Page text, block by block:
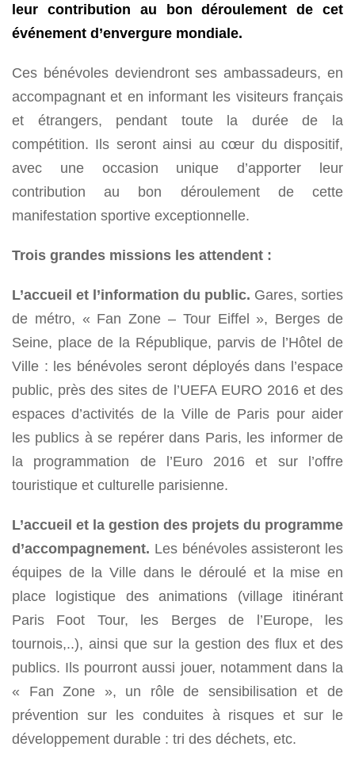
leur contribution au bon déroulement de cet
événement d’envergure mondiale.
Ces bénévoles deviendront ses ambassadeurs, en
accompagnant et en informant les visiteurs français
et étrangers, pendant toute la durée de la
compétition. Ils seront ainsi au cœur du dispositif,
avec une occasion unique d’apporter leur
contribution au bon déroulement de cette
manifestation sportive exceptionnelle.
Trois grandes missions les attendent :
L’accueil et l’information du public. Gares, sorties
de métro, « Fan Zone – Tour Eiffel », Berges de
Seine, place de la République, parvis de l’Hôtel de
Ville : les bénévoles seront déployés dans l’espace
public, près des sites de l’UEFA EURO 2016 et des
espaces d’activités de la Ville de Paris pour aider
les publics à se repérer dans Paris, les informer de
la programmation de l’Euro 2016 et sur l’offre
touristique et culturelle parisienne.
L’accueil et la gestion des projets du programme
d’accompagnement. Les bénévoles assisteront les
équipes de la Ville dans le déroulé et la mise en
place logistique des animations (village itinérant
Paris Foot Tour, les Berges de l’Europe, les
tournois,..), ainsi que sur la gestion des flux et des
publics. Ils pourront aussi jouer, notamment dans la
« Fan Zone », un rôle de sensibilisation et de
prévention sur les conduites à risques et sur le
développement durable : tri des déchets, etc.